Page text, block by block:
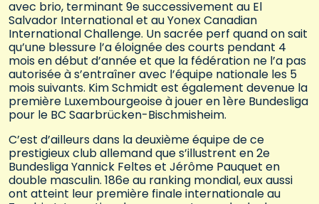
avec brio, terminant 9e successivement au El
Salvador International et au Yonex Canadian
International Challenge. Un sacrée perf quand on sait
qu’une blessure l’a éloignée des courts pendant 4
mois en début d’année et que la fédération ne l’a pas
autorisée à s’entraîner avec l’équipe nationale les 5
mois suivants. Kim Schmidt est également devenue la
première Luxembourgeoise à jouer en 1ère Bundesliga
pour le BC Saarbrücken-Bischmisheim.
C’est d’ailleurs dans la deuxième équipe de ce
prestigieux club allemand que s’illustrent en 2e
Bundesliga Yannick Feltes et Jérôme Pauquet en
double masculin. 186e au ranking mondial, eux aussi
ont atteint leur première finale internationale au